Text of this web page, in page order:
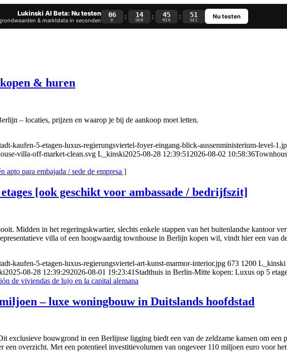
Lukinski AI Beta: Nu testen
& marktdata in seconden
06
D : 14
UUR : 45
MIN : 50
SEC Nu testen
& huren
– locaties, prijzen en waarop je bij de aankoop moet letten.
kaufen-5-etagen-luxus-regierungsviertel-foyer-eingang-blick-aussenministerium-level-
villa-off-market-clean.svg L_kinski2025-08-28 12:39:51 2026-08-02 10:58:36
[ook geschikt voor ambassade / bedrijfszit]
Midden in het regeringskwartier, slechts enkele stappen van het buitenlandse kantoor
villa of een hoogwaardig townhouse in Berlijn kopen wil, vindt hier een van
kaufen-5-etagen-luxus-regierungsviertel-art-kunst-marmor-interior.jpg 673 1200 L_kinski
2025-08-28 12:39:292026-08-01 19:23:41 Stadthuis in Berlin-Mitte kopen: Luxus op 5
– luxe woningbouw in Duitslands hoofdstad
exclusieve bouwgrond in een Berlijnse ligging biedt een van de zeldzame kansen om een
een overzicht. Met een potentieel investitievolumen van ongeveer 110 miljoen euro voor